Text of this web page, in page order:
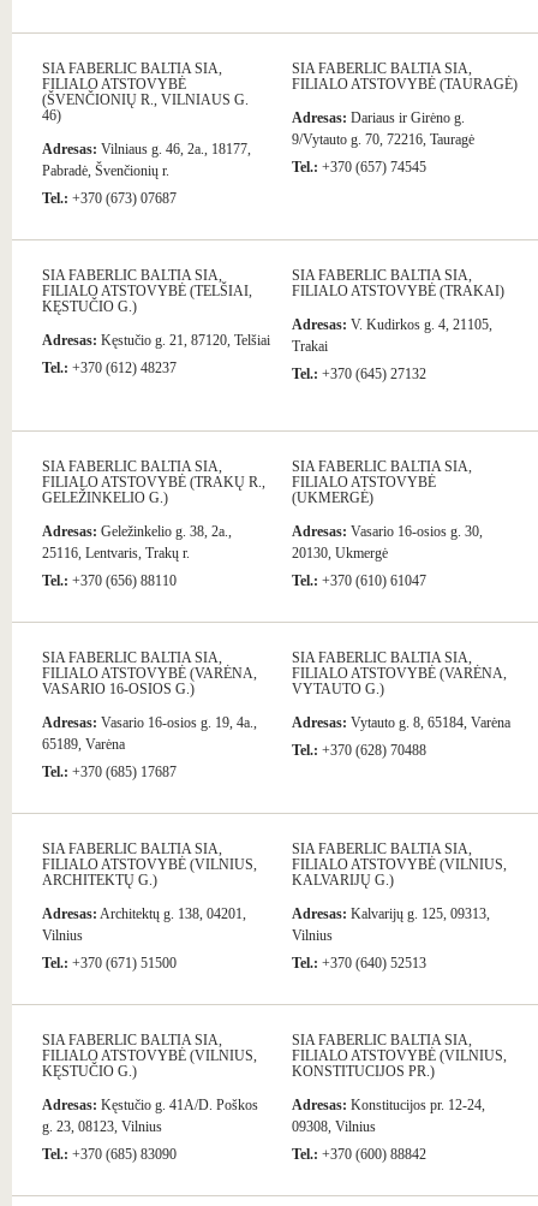
SIA FABERLIC BALTIA SIA,
FILIALO ATSTOVYBĖ
(ŠVENČIONIŲ R., VILNIAUS G.
46)
Adresas: Vilniaus g. 46, 2a., 18177,
Pabradė, Švenčionių r.
Tel.: +370 (673) 07687
SIA FABERLIC BALTIA SIA,
FILIALO ATSTOVYBĖ (TAURAGĖ)
Adresas: Dariaus ir Girėno g.
9/Vytauto g. 70, 72216, Tauragė
Tel.: +370 (657) 74545
SIA FABERLIC BALTIA SIA,
FILIALO ATSTOVYBĖ (TELŠIAI,
KĘSTUČIO G.)
Adresas: Kęstučio g. 21, 87120, Telšiai
Tel.: +370 (612) 48237
SIA FABERLIC BALTIA SIA,
FILIALO ATSTOVYBĖ (TRAKAI)
Adresas: V. Kudirkos g. 4, 21105,
Trakai
Tel.: +370 (645) 27132
SIA FABERLIC BALTIA SIA,
FILIALO ATSTOVYBĖ (TRAKŲ R.,
GELEŽINKELIO G.)
Adresas: Geležinkelio g. 38, 2a.,
25116, Lentvaris, Trakų r.
Tel.: +370 (656) 88110
SIA FABERLIC BALTIA SIA,
FILIALO ATSTOVYBĖ
(UKMERGĖ)
Adresas: Vasario 16-osios g. 30,
20130, Ukmergė
Tel.: +370 (610) 61047
SIA FABERLIC BALTIA SIA,
FILIALO ATSTOVYBĖ (VARĖNA,
VASARIO 16-OSIOS G.)
Adresas: Vasario 16-osios g. 19, 4a.,
65189, Varėna
Tel.: +370 (685) 17687
SIA FABERLIC BALTIA SIA,
FILIALO ATSTOVYBĖ (VARĖNA,
VYTAUTO G.)
Adresas: Vytauto g. 8, 65184, Varėna
Tel.: +370 (628) 70488
SIA FABERLIC BALTIA SIA,
FILIALO ATSTOVYBĖ (VILNIUS,
ARCHITEKTŲ G.)
Adresas: Architektų g. 138, 04201,
Vilnius
Tel.: +370 (671) 51500
SIA FABERLIC BALTIA SIA,
FILIALO ATSTOVYBĖ (VILNIUS,
KALVARIJŲ G.)
Adresas: Kalvarijų g. 125, 09313,
Vilnius
Tel.: +370 (640) 52513
SIA FABERLIC BALTIA SIA,
FILIALO ATSTOVYBĖ (VILNIUS,
KĘSTUČIO G.)
Adresas: Kęstučio g. 41A/D. Poškos
g. 23, 08123, Vilnius
Tel.: +370 (685) 83090
SIA FABERLIC BALTIA SIA,
FILIALO ATSTOVYBĖ (VILNIUS,
KONSTITUCIJOS PR.)
Adresas: Konstitucijos pr. 12-24,
09308, Vilnius
Tel.: +370 (600) 88842